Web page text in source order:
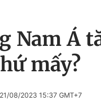
Nam Á
mấy?
21/08/2023 15:37 GMT+7